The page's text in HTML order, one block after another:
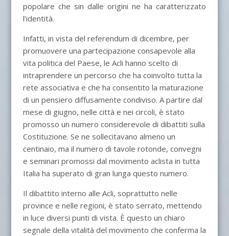
popolare che sin dalle origini ne ha caratterizzato
l’identità.
Infatti, in vista del referendum di dicembre, per
promuovere una partecipazione consapevole alla
vita politica del Paese, le Acli hanno scelto di
intraprendere un percorso che ha coinvolto tutta la
rete associativa e che ha consentito la maturazione
di un pensiero diffusamente condiviso. A partire dal
mese di giugno, nelle città e nei circoli, è stato
promosso un numero considerevole di dibattiti sulla
Costituzione. Se ne sollecitavano almeno un
centinaio, ma il numero di tavole rotonde, convegni
e seminari promossi dal movimento aclista in tutta
Italia ha superato di gran lunga questo numero.
Il dibattito interno alle Acli, soprattutto nelle
province e nelle regioni, è stato serrato, mettendo
in luce diversi punti di vista. È questo un chiaro
segnale della vitalità del movimento che conferma la